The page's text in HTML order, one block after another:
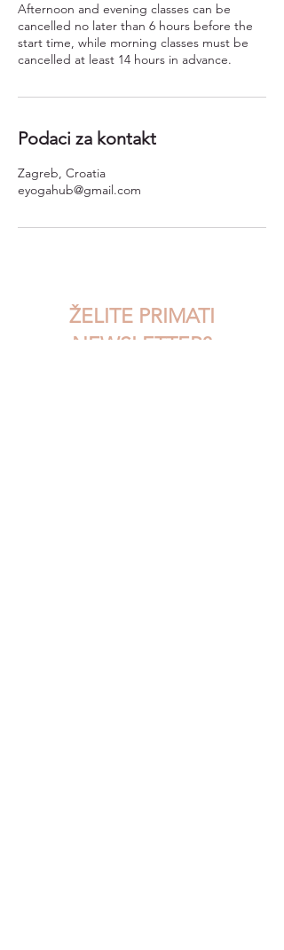
Afternoon and evening classes can be
cancelled no later than 6 hours before the
start time, while morning classes must be
cancelled at least 14 hours in advance.
Podaci za kontakt
Zagreb, Croatia
eyogahub@gmail.com
ŽELITE PRIMATI
NEWSLETTER?